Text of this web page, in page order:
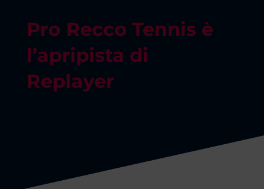
Pro Recco Tennis è
l’apripista di
Replayer